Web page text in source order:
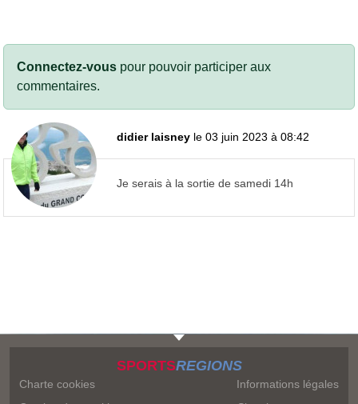
Connectez-vous pour pouvoir participer aux
commentaires.
didier laisney le 03 juin 2023 à 08:42
Je serais à la sortie de samedi 14h
SPORTSREGIONS
Charte cookies
Informations légales